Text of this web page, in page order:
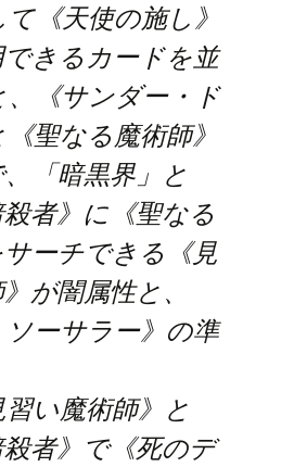
《天使の施し》
きるカードを並
《サンダー・ド
聖なる魔術師》
「暗黒界」と
殺者》に《聖なる
ーチできる《見
が闇属性と、
ソーサラー》の準
い魔術師》と
殺者》で《死のデ